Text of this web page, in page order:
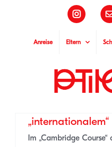
Anreise Eltern
Im „Cambridge